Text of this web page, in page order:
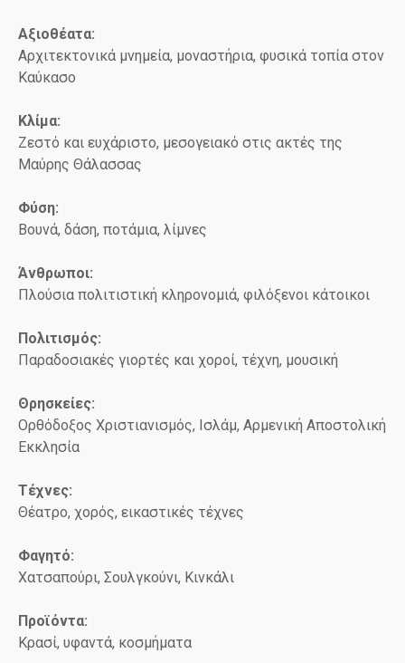
Αξιοθέατα:
Αρχιτεκτονικά μνημεία, μοναστήρια, φυσικά τοπία στον
Καύκασο
Κλίμα:
Ζεστό και ευχάριστο, μεσογειακό στις ακτές της
Μαύρης Θάλασσας
Φύση:
Βουνά, δάση, ποτάμια, λίμνες
Άνθρωποι:
Πλούσια πολιτιστική κληρονομιά, φιλόξενοι κάτοικοι
Πολιτισμός:
Παραδοσιακές γιορτές και χοροί, τέχνη, μουσική
Θρησκείες:
Ορθόδοξος Χριστιανισμός, Ισλάμ, Αρμενική Αποστολική
Εκκλησία
Τέχνες:
Θέατρο, χορός, εικαστικές τέχνες
Φαγητό:
Χατσαπούρι, Σουλγκούνι, Κινκάλι
Προϊόντα:
Κρασί, υφαντά, κοσμήματα